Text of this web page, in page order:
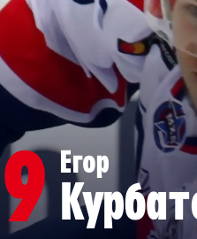
СКА
Тигры
Машина-Юниор
Советов
Егор